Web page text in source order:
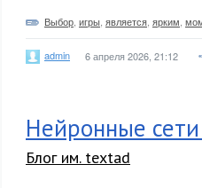
Выбор игры является ярким
admin 6 апреля 2026, 21:12
Нейронные
Блог им. textad